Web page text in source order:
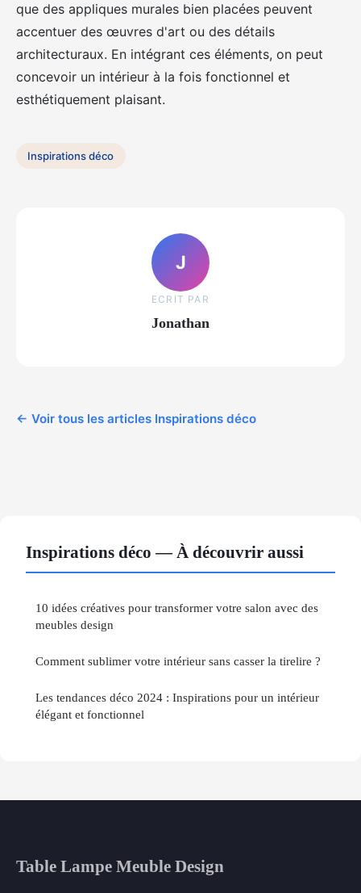
que des appliques murales bien placées peuvent
accentuer des œuvres d'art ou des détails
architecturaux. En intégrant ces éléments, on peut
concevoir un intérieur à la fois fonctionnel et
esthétiquement plaisant.
Inspirations déco
J
ECRIT PAR
Jonathan
← Voir tous les articles Inspirations déco
Inspirations déco — À découvrir aussi
10 idées créatives pour transformer votre salon avec des
meubles design
Comment sublimer votre intérieur sans casser la tirelire ?
Les tendances déco 2024 : Inspirations pour un intérieur
élégant et fonctionnel
Table Lampe Meuble Design